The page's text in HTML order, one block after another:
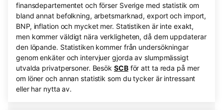
finansdepartementet och förser Sverige med statistik om
bland annat befolkning, arbetsmarknad, export och import,
BNP, inflation och mycket mer. Statistiken är inte exakt,
men kommer väldigt nära verkligheten, då dem uppdaterar
den löpande. Statistiken kommer från undersökningar
genom enkäter och intervjuer gjorda av slumpmässigt
utvalda privatpersoner. Besök SCBför att ta reda på mer
om löner och annan statistik som du tycker är intressant
eller har nytta av.